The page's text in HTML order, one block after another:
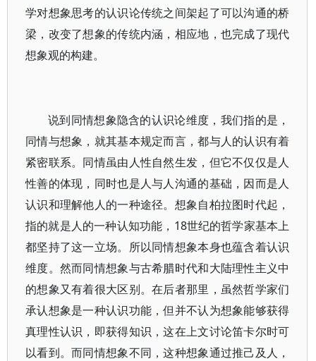
学对想象思考的认识论传统之间架起了可以沟通的桥
梁，改变了想象的传统内涵，相应地，也完成了现代
想象观的构建。
说到同情想象隐含的认识论维度，我们指的是，
同情与想象，就其基本规定而言，都与人的认识有着
紧密联系。同情虽由人性自然生发，但它不仅仅是人
性善的体现，同时也是人与人沟通的基础，因而是人
认识和理解他人的一种途径。想象自柏拉图时代起，
指的就是人的一种认知功能，18世纪的哲学家基本上
都坚持了这一立场。所以同情想象本身也蕴含着认识
维度。然而同情想象与古希腊时代和大陆理性主义中
的想象又有着很大区别。在后者那里，虽然哲学家们
承认想象是一种认识功能，但并不认为想象能够获得
真理性认识，即获得知识，这在上文讨论笛卡尔时可
以看到。而同情想象不同，这种想象通过推己及人，